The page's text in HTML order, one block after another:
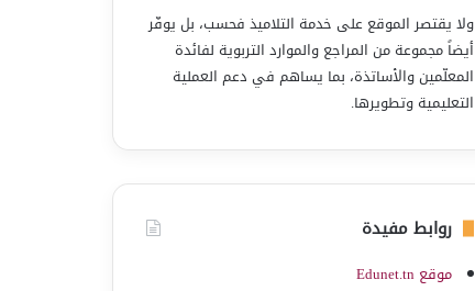
ولا يقتصر الموقع على خدمة التلاميذ فحسب، بل يوفّر
أيضاً مجموعة من المراجع والموارد التربوية لفائدة
المعلّمين والأساتذة، بما يساهم في دعم العملية
التعليمية وتطويرها.
روابط مفيدة
موقع Edunet.tn